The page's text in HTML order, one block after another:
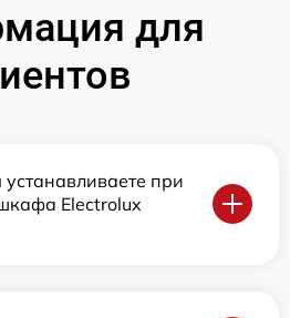
для
при
Electrolux